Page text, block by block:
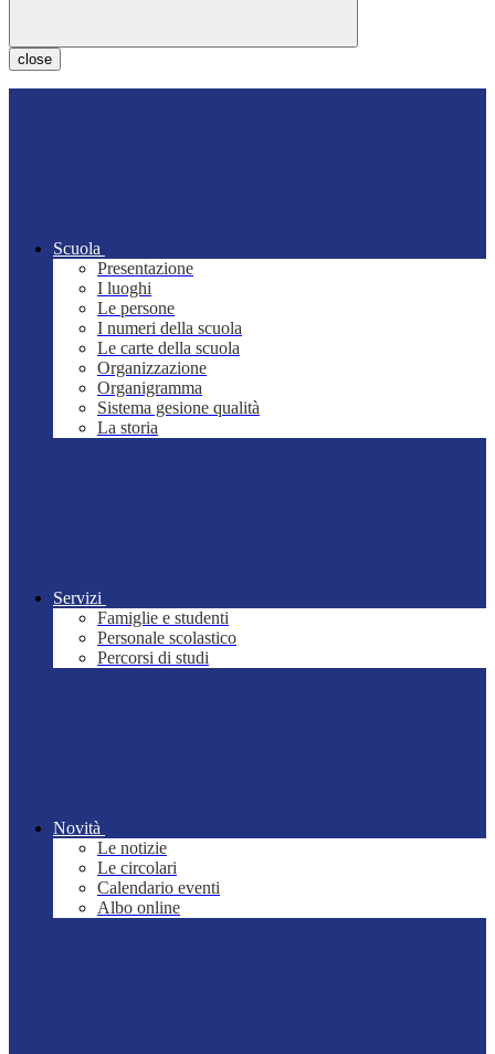
close
Scuola
Presentazione
I luoghi
Le persone
I numeri della scuola
Le carte della scuola
Organizzazione
Organigramma
Sistema gesione qualità
La storia
Servizi
Famiglie e studenti
Personale scolastico
Percorsi di studi
Novità
Le notizie
Le circolari
Calendario eventi
Albo online